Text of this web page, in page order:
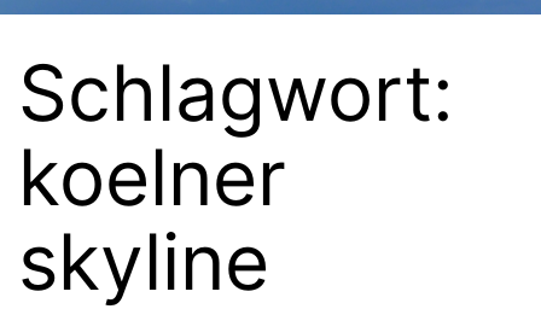
Schlagwort:
koelner
skyline